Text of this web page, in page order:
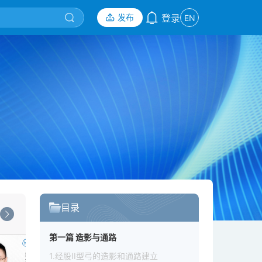
发布 登录 EN
目录
第一篇 造影与通路
1.经股II型弓的造影和通路建立